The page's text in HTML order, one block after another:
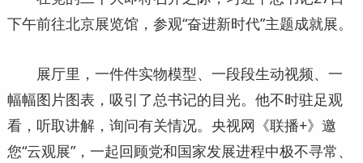
下午前往北京展览馆，参观“奋进新时代”主题成就展。
展厅里，一件件实物模型、一段段生动视频、一
幅幅图片图表，吸引了总书记的目光。他不时驻足观
看，听取讲解，询问有关情况。央视网《联播+》邀
您“云观展”，一起回顾党和国家发展进程中极不寻常、